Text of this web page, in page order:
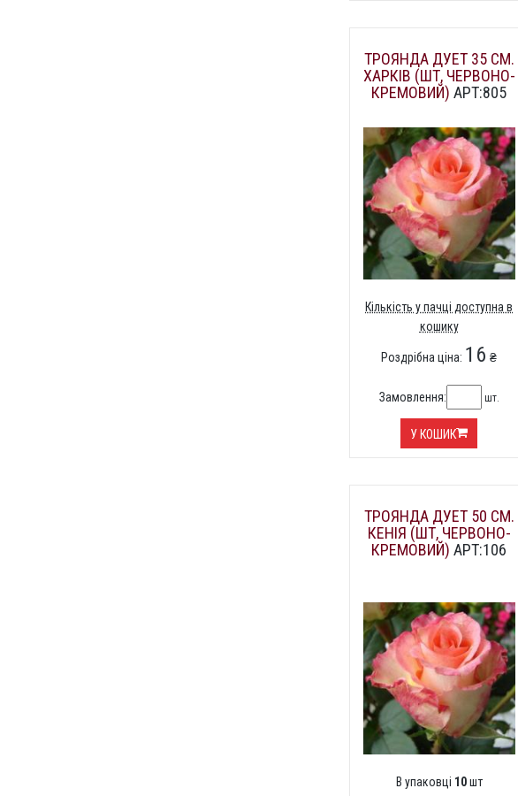
ТРОЯНДА ДУЕТ 35 СМ.
ХАРКІВ (ШТ, ЧЕРВОНО-
КРЕМОВИЙ) АРТ:805
Кількість у пачці доступна в
кошику
Роздрібна ціна: 16 ₴
Замовлення: шт.
У КОШИК
ТРОЯНДА ДУЕТ 50 СМ.
КЕНІЯ (ШТ, ЧЕРВОНО-
КРЕМОВИЙ) АРТ:106
В упаковці 10шт